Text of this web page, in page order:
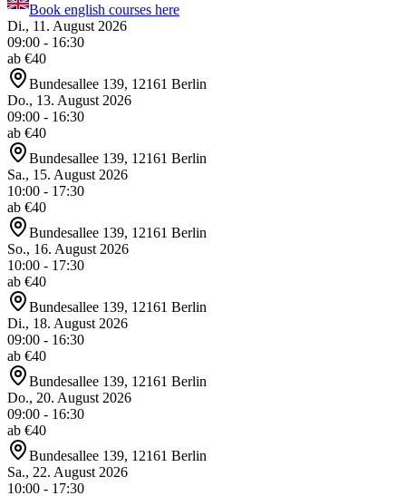
Book english courses here
Di., 11. August 2026
09:00 - 16:30
ab €40
Bundesallee 139, 12161 Berlin
Do., 13. August 2026
09:00 - 16:30
ab €40
Bundesallee 139, 12161 Berlin
Sa., 15. August 2026
10:00 - 17:30
ab €40
Bundesallee 139, 12161 Berlin
So., 16. August 2026
10:00 - 17:30
ab €40
Bundesallee 139, 12161 Berlin
Di., 18. August 2026
09:00 - 16:30
ab €40
Bundesallee 139, 12161 Berlin
Do., 20. August 2026
09:00 - 16:30
ab €40
Bundesallee 139, 12161 Berlin
Sa., 22. August 2026
10:00 - 17:30